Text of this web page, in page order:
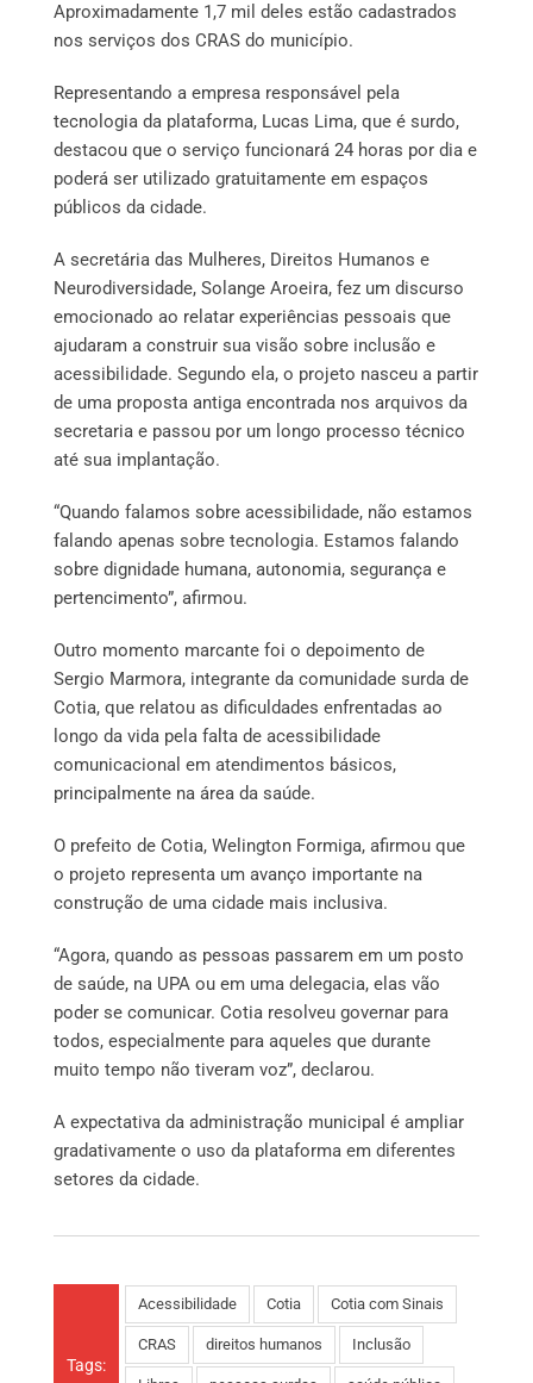
Aproximadamente 1,7 mil deles estão cadastrados
nos serviços dos CRAS do município.
Representando a empresa responsável pela
tecnologia da plataforma, Lucas Lima, que é surdo,
destacou que o serviço funcionará 24 horas por dia e
poderá ser utilizado gratuitamente em espaços
públicos da cidade.
A secretária das Mulheres, Direitos Humanos e
Neurodiversidade, Solange Aroeira, fez um discurso
emocionado ao relatar experiências pessoais que
ajudaram a construir sua visão sobre inclusão e
acessibilidade. Segundo ela, o projeto nasceu a partir
de uma proposta antiga encontrada nos arquivos da
secretaria e passou por um longo processo técnico
até sua implantação.
“Quando falamos sobre acessibilidade, não estamos
falando apenas sobre tecnologia. Estamos falando
sobre dignidade humana, autonomia, segurança e
pertencimento”, afirmou.
Outro momento marcante foi o depoimento de
Sergio Marmora, integrante da comunidade surda de
Cotia, que relatou as dificuldades enfrentadas ao
longo da vida pela falta de acessibilidade
comunicacional em atendimentos básicos,
principalmente na área da saúde.
O prefeito de Cotia, Welington Formiga, afirmou que
o projeto representa um avanço importante na
construção de uma cidade mais inclusiva.
“Agora, quando as pessoas passarem em um posto
de saúde, na UPA ou em uma delegacia, elas vão
poder se comunicar. Cotia resolveu governar para
todos, especialmente para aqueles que durante
muito tempo não tiveram voz”, declarou.
A expectativa da administração municipal é ampliar
gradativamente o uso da plataforma em diferentes
setores da cidade.
Tags:
Acessibilidade Cotia Cotia com Sinais
CRAS direitos humanos Inclusão